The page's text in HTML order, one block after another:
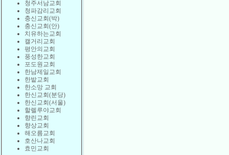
청주서남교회
청파감리교회
충신교회(박)
충신교회(안)
치유하는교회
캘거리교회
평안의교회
풍성한교회
포도원교회
한남제일교회
한밭교회
한소망 교회
한신교회(분당)
한신교회(서울)
할렐루야교회
향린교회
향상교회
해오름교회
호산나교회
효민교회